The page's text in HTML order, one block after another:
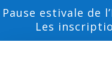
Pause estivale de
Les